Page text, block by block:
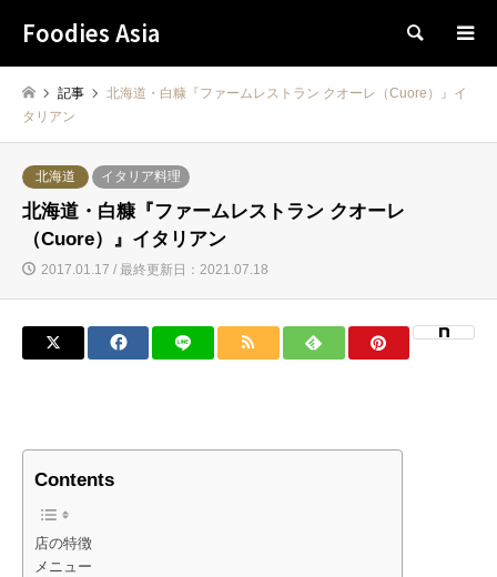
Foodies Asia 検索
記事
北海道・白糠『ファームレストラン クオーレ（Cuore）』イ
タリアン
北海道 イタリア料理
北海道・白糠『ファームレストラン クオーレ
（Cuore）』イタリアン
2017.01.17 / 最終更新日：2021.07.18
Contents
店の特徴
メニュー